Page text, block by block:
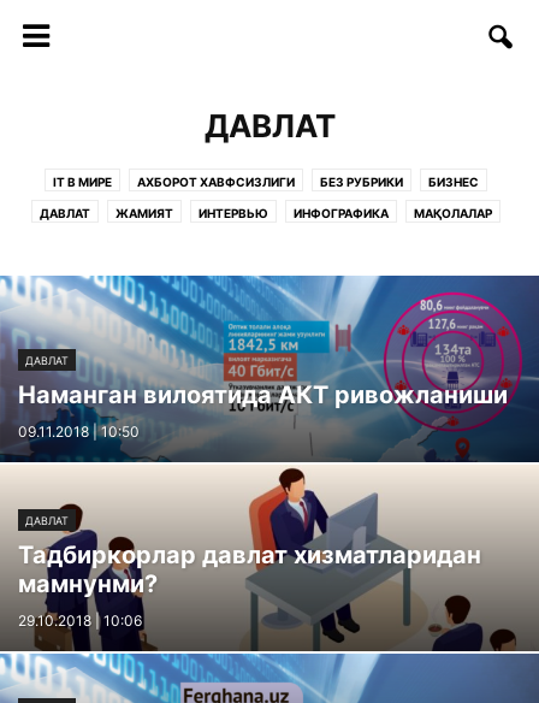
ДАВЛАТ
IT В МИРЕ АХБОРОТ ХАВФСИЗЛИГИ БЕЗ РУБРИКИ БИЗНЕС
ДАВЛАТ ЖАМИЯТ ИНТЕРВЬЮ ИНФОГРАФИКА МАҚОЛАЛАР
СТАРТАП СТАТЬИ ТАДБИРЛАР ТАЪЛИМ ТЕЛЕКОММУНИКАЦИЯ
ТЕХНОЛОГИИ ТЕХНОЛОГИЯЛАР ФИКРЛАР
ДАВЛАТ
Наманган вилоятида АКТ ривожланиши
09.11.2018 | 10:50
ДАВЛАТ
Тадбиркорлар давлат хизматларидан
мамнунми?
29.10.2018 | 10:06